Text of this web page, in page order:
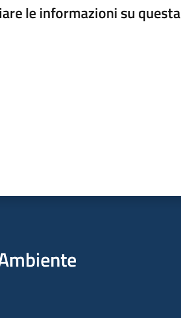
le informazioni su questa